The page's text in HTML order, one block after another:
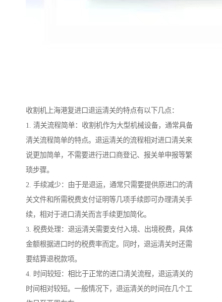
收割机上海港复进口退运清关的特点有以下几点：
1. 清关流程简单：收割机作为大型机械设备，通常具备
清关流程简单的特点。退运清关的流程相对进口清关来
说更加简单，不需要进行进口商登记、报关单申报等繁
琐步骤。
2. 手续减少：由于是退运，通常只需要提供原进口的清
关文件和所需税费支付证明等几项手续即可办理清关手
续，相对于进口清关而言手续更加简化。
3. 税费处理：退运清关需要支付入境、出境税费，具体
金额根据进口时的税费率而定。同时，退运清关时还需
要结算退税款项。
4. 时间较短：相比于正常的进口清关流程，退运清关的
时间相对较短。一般情况下，退运清关的时间在几个工